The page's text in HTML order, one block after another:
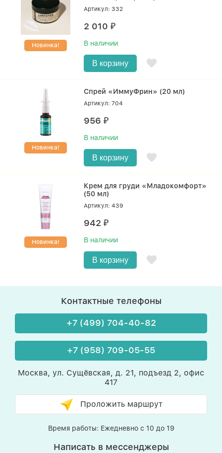
Новинка!
Артикул: 332
2 010₽
В наличии
В корзину
Новинка!
Спрей «ИммуФрин» (20 мл)
Артикул: 704
956₽
В наличии
В корзину
Новинка!
Крем для груди «Младокомфорт»
(50 мл)
Артикул: 439
942₽
В наличии
В корзину
Контактные телефоны
+7 (499) 704-40-82
+7 (958) 709-05-55
Москва, ул. Сущёвская, д. 21, подъезд 2, офис
417
Проложить маршрут
Время работы: Ежедневно с 10 до 19
Написать в мессенджеры